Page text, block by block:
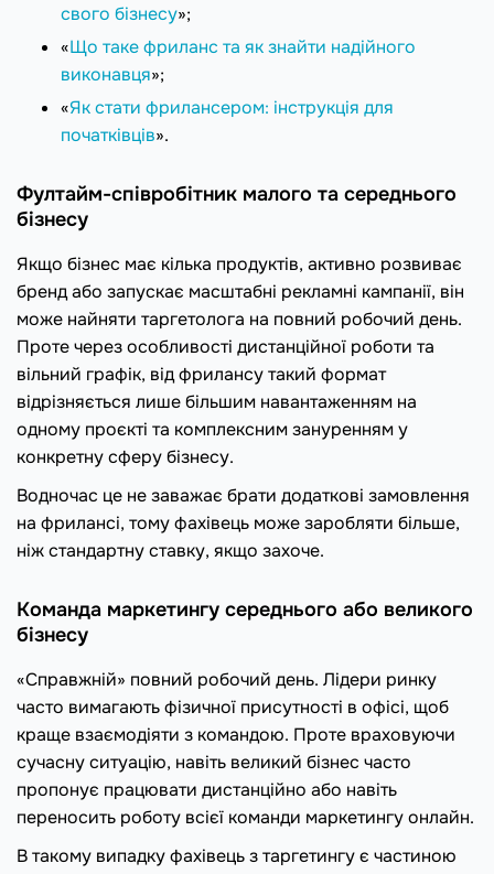
свого бізнесу»;
«Що таке фриланс та як знайти надійного
виконавця»;
«Як стати фрилансером: інструкція для
початківців».
Фултайм-співробітник малого та середнього
бізнесу
Якщо бізнес має кілька продуктів, активно розвиває
бренд або запускає масштабні рекламні кампанії, він
може найняти таргетолога на повний робочий день.
Проте через особливості дистанційної роботи та
вільний графік, від фрилансу такий формат
відрізняється лише більшим навантаженням на
одному проєкті та комплексним зануренням у
конкретну сферу бізнесу.
Водночас це не заважає брати додаткові замовлення
на фрилансі, тому фахівець може заробляти більше,
ніж стандартну ставку, якщо захоче.
Команда маркетингу середнього або великого
бізнесу
«Справжній» повний робочий день. Лідери ринку
часто вимагають фізичної присутності в офісі, щоб
краще взаємодіяти з командою. Проте враховуючи
сучасну ситуацію, навіть великий бізнес часто
пропонує працювати дистанційно або навіть
переносить роботу всієї команди маркетингу онлайн.
В такому випадку фахівець з таргетингу є частиною